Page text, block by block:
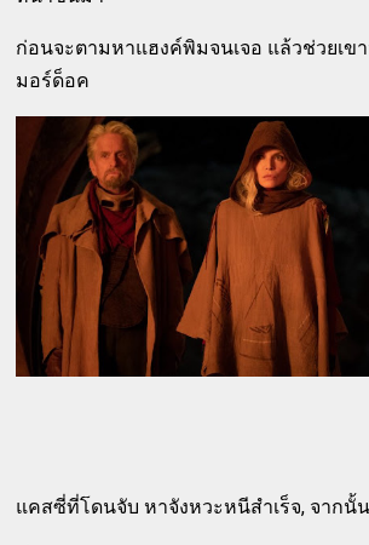
ก่อนจะตามหาแฮงค์พิมจนเจอ แล้วช่วยเข
มอร์ด็อค
แคสซี่ที่โดนจับ หาจังหวะหนีสำเร็จ, จาก